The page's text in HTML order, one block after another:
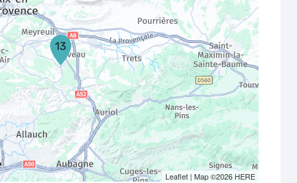
13
Leaflet| Map ©2026HERE